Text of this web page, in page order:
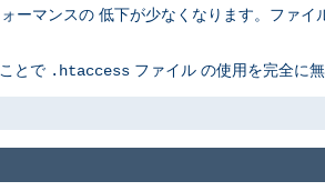
ーマンスの 低下が少なくなります。ファ
とで .htaccess ファイル の使用を完全に